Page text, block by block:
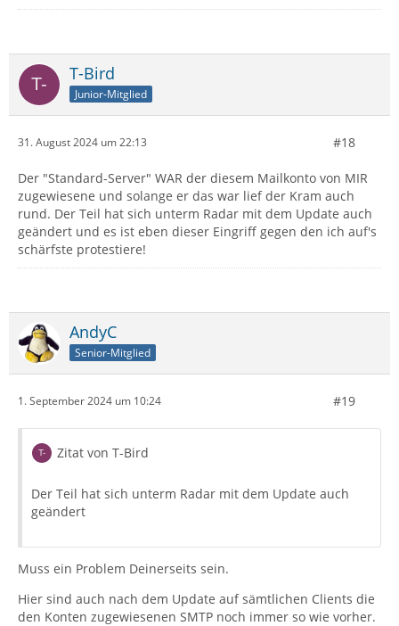
T-Bird
Junior-Mitglied
31. August 2024 um 22:13 #18
Der "Standard-Server" WAR der diesem Mailkonto von MIR
zugewiesene und solange er das war lief der Kram auch
rund. Der Teil hat sich unterm Radar mit dem Update auch
geändert und es ist eben dieser Eingriff gegen den ich auf's
schärfste protestiere!
AndyC
Senior-Mitglied
1. September 2024 um 10:24 #19
Zitat von T-Bird
Der Teil hat sich unterm Radar mit dem Update auch
geändert
Muss ein Problem Deinerseits sein.
Hier sind auch nach dem Update auf sämtlichen Clients die
den Konten zugewiesenen SMTP noch immer so wie vorher.